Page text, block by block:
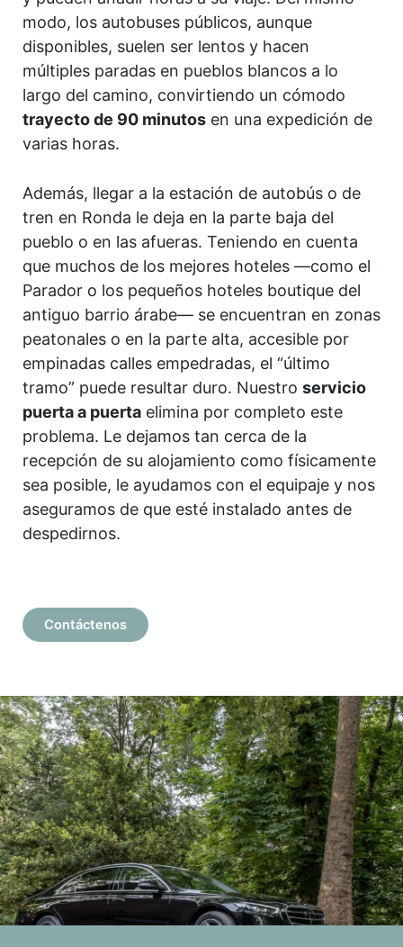
modo, los autobuses públicos, aunque
disponibles, suelen ser lentos y hacen
múltiples paradas en pueblos blancos a lo
largo del camino, convirtiendo un cómodo
trayecto de 90 minutos en una expedición de
varias horas.
Además, llegar a la estación de autobús o de
tren en Ronda le deja en la parte baja del
pueblo o en las afueras. Teniendo en cuenta
que muchos de los mejores hoteles —como el
Parador o los pequeños hoteles boutique del
antiguo barrio árabe— se encuentran en zonas
peatonales o en la parte alta, accesible por
empinadas calles empedradas, el “último
tramo” puede resultar duro. Nuestro servicio
puerta a puerta elimina por completo este
problema. Le dejamos tan cerca de la
recepción de su alojamiento como físicamente
sea posible, le ayudamos con el equipaje y nos
aseguramos de que esté instalado antes de
despedirnos.
Contáctenos